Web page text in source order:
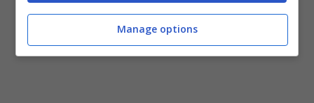
Manage options